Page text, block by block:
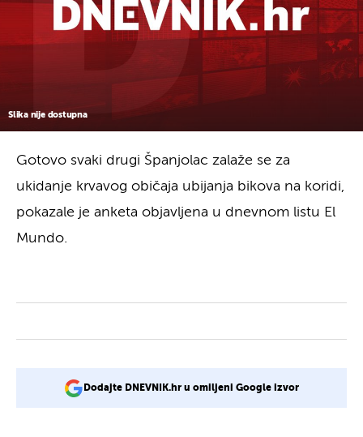
Slika nije dostupna
Gotovo svaki drugi Španjolac zalaže se za
ukidanje krvavog običaja ubijanja bikova na koridi,
pokazale je anketa objavljena u dnevnom listu El
Mundo.
Dodajte DNEVNIK.hr u omiljeni Google izvor